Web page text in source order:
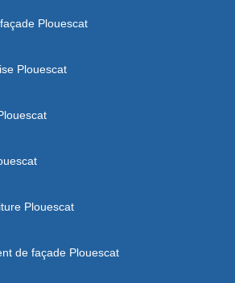
Plouescat
Plouescat
Plouescat
de façade Plouescat